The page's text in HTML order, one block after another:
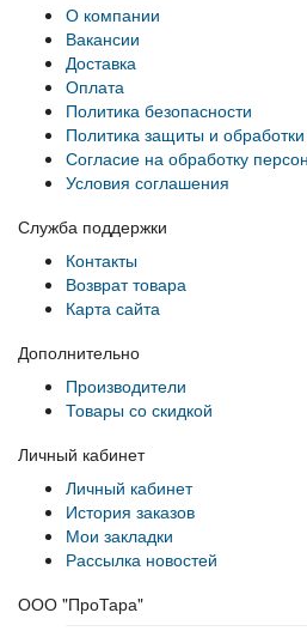
О компании
Вакансии
Доставка
Оплата
Политика безопасности
Политика защиты и
Согласие на обработку
Условия соглашения
Служба поддержки
Контакты
Возврат товара
Карта сайта
Дополнительно
Производители
Товары со скидкой
Личный кабинет
Личный кабинет
История заказов
Мои закладки
Рассылка новостей
ООО "ПроТара"